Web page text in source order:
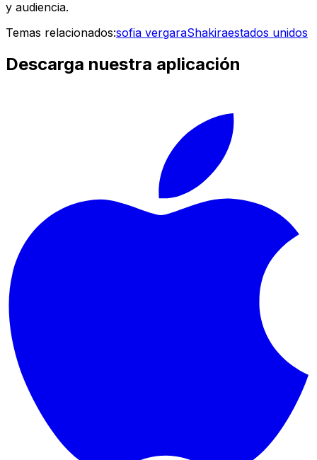
y audiencia.
Temas relacionados:sofia vergaraShakiraestados unidos
Descarga nuestra aplicación